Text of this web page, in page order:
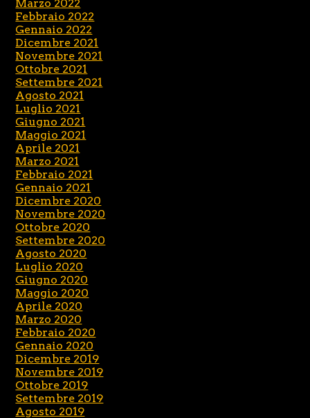
Marzo 2022
Febbraio 2022
Gennaio 2022
Dicembre 2021
Novembre 2021
Ottobre 2021
Settembre 2021
Agosto 2021
Luglio 2021
Giugno 2021
Maggio 2021
Aprile 2021
Marzo 2021
Febbraio 2021
Gennaio 2021
Dicembre 2020
Novembre 2020
Ottobre 2020
Settembre 2020
Agosto 2020
Luglio 2020
Giugno 2020
Maggio 2020
Aprile 2020
Marzo 2020
Febbraio 2020
Gennaio 2020
Dicembre 2019
Novembre 2019
Ottobre 2019
Settembre 2019
Agosto 2019